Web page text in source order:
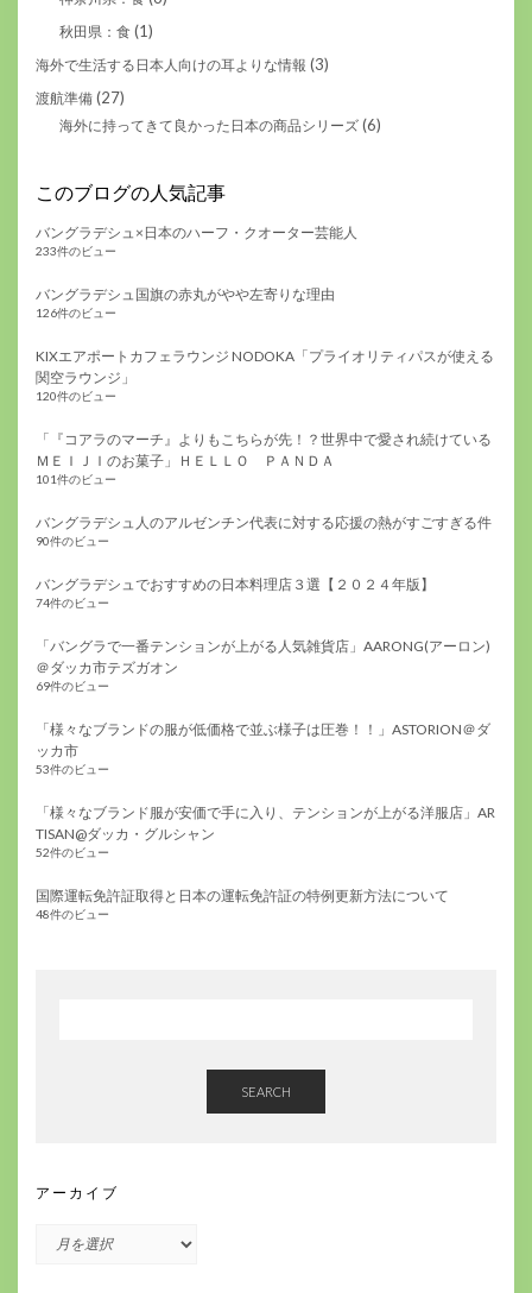
秋田県：食 (1)
海外で生活する日本人向けの耳よりな情報 (3)
渡航準備 (27)
海外に持ってきて良かった日本の商品シリーズ (6)
このブログの人気記事
バングラデシュ×日本のハーフ・クオーター芸能人
233件のビュー
バングラデシュ国旗の赤丸がやや左寄りな理由
126件のビュー
KIXエアポートカフェラウンジ NODOKA「プライオリティパスが使える
関空ラウンジ」
120件のビュー
「『コアラのマーチ』よりもこちらが先！？世界中で愛され続けている
ＭＥＩＪＩのお菓子」ＨＥＬＬＯ ＰＡＮＤＡ
101件のビュー
バングラデシュ人のアルゼンチン代表に対する応援の熱がすごすぎる件
90件のビュー
バングラデシュでおすすめの日本料理店３選【２０２４年版】
74件のビュー
「バングラで一番テンションが上がる人気雑貨店」AARONG(アーロン)
＠ダッカ市テズガオン
69件のビュー
「様々なブランドの服が低価格で並ぶ様子は圧巻！！」ASTORION＠ダ
ッカ市
53件のビュー
「様々なブランド服が安価で手に入り、テンションが上がる洋服店」AR
TISAN@ダッカ・グルシャン
52件のビュー
国際運転免許証取得と日本の運転免許証の特例更新方法について
48件のビュー
SEARCH
アーカイブ